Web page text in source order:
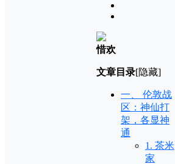
惜欢
文章目录[隐藏]
一、 伦敦战
区：神仙打
架，各显神
通
1. 茶米
家